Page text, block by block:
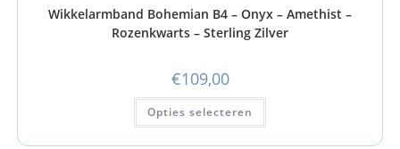
Wikkelarmband Bohemian B4 – Onyx – Amethist –
Rozenkwarts – Sterling Zilver
€109,00
Opties selecteren